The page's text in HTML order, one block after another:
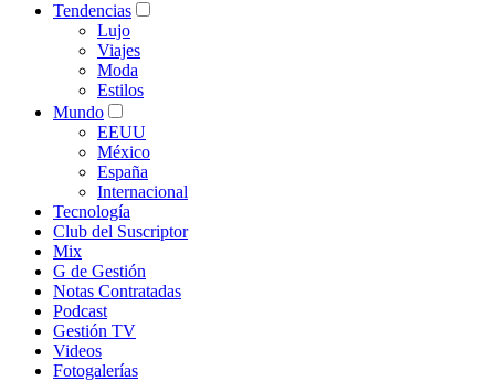
Tendencias
Lujo
Viajes
Moda
Estilos
Mundo
EEUU
México
España
Internacional
Tecnología
Club del Suscriptor
Mix
G de Gestión
Notas Contratadas
Podcast
Gestión TV
Videos
Fotogalerías